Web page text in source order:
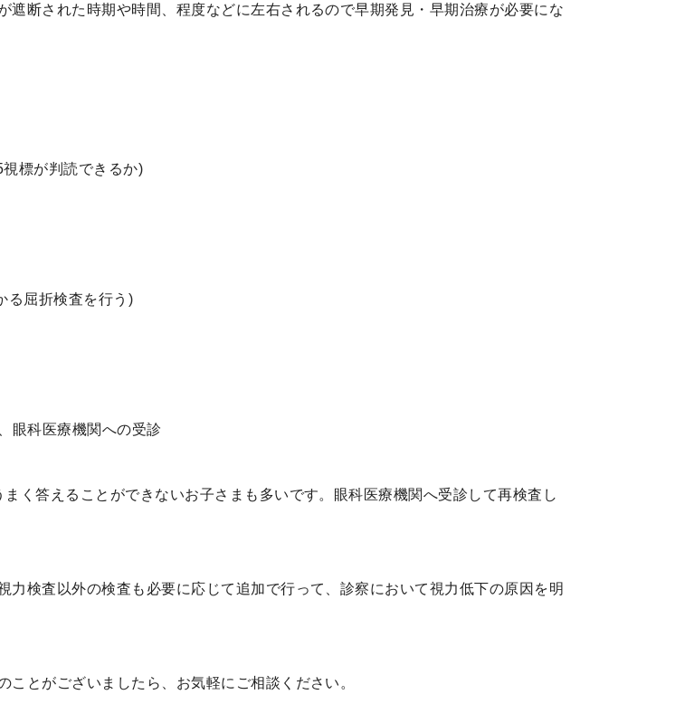
断された時期や時間、程度などに左右されるので早期発見・早期治療が必要にな
標が判読できるか)
る屈折検査を行う)
眼科医療機関への受診
く答えることができないお子さまも多いです。眼科医療機関へ受診して再検査し
検査以外の検査も必要に応じて追加で行って、診察において視力低下の原因を明
とがございましたら、お気軽にご相談ください。